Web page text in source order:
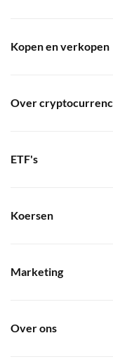
Kopen en verkopen
Over
ETF's
Koersen
Marketing
Over ons